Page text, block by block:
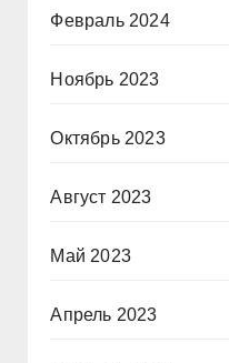
Февраль 2024
Ноябрь 2023
Октябрь 2023
Август 2023
Май 2023
Апрель 2023